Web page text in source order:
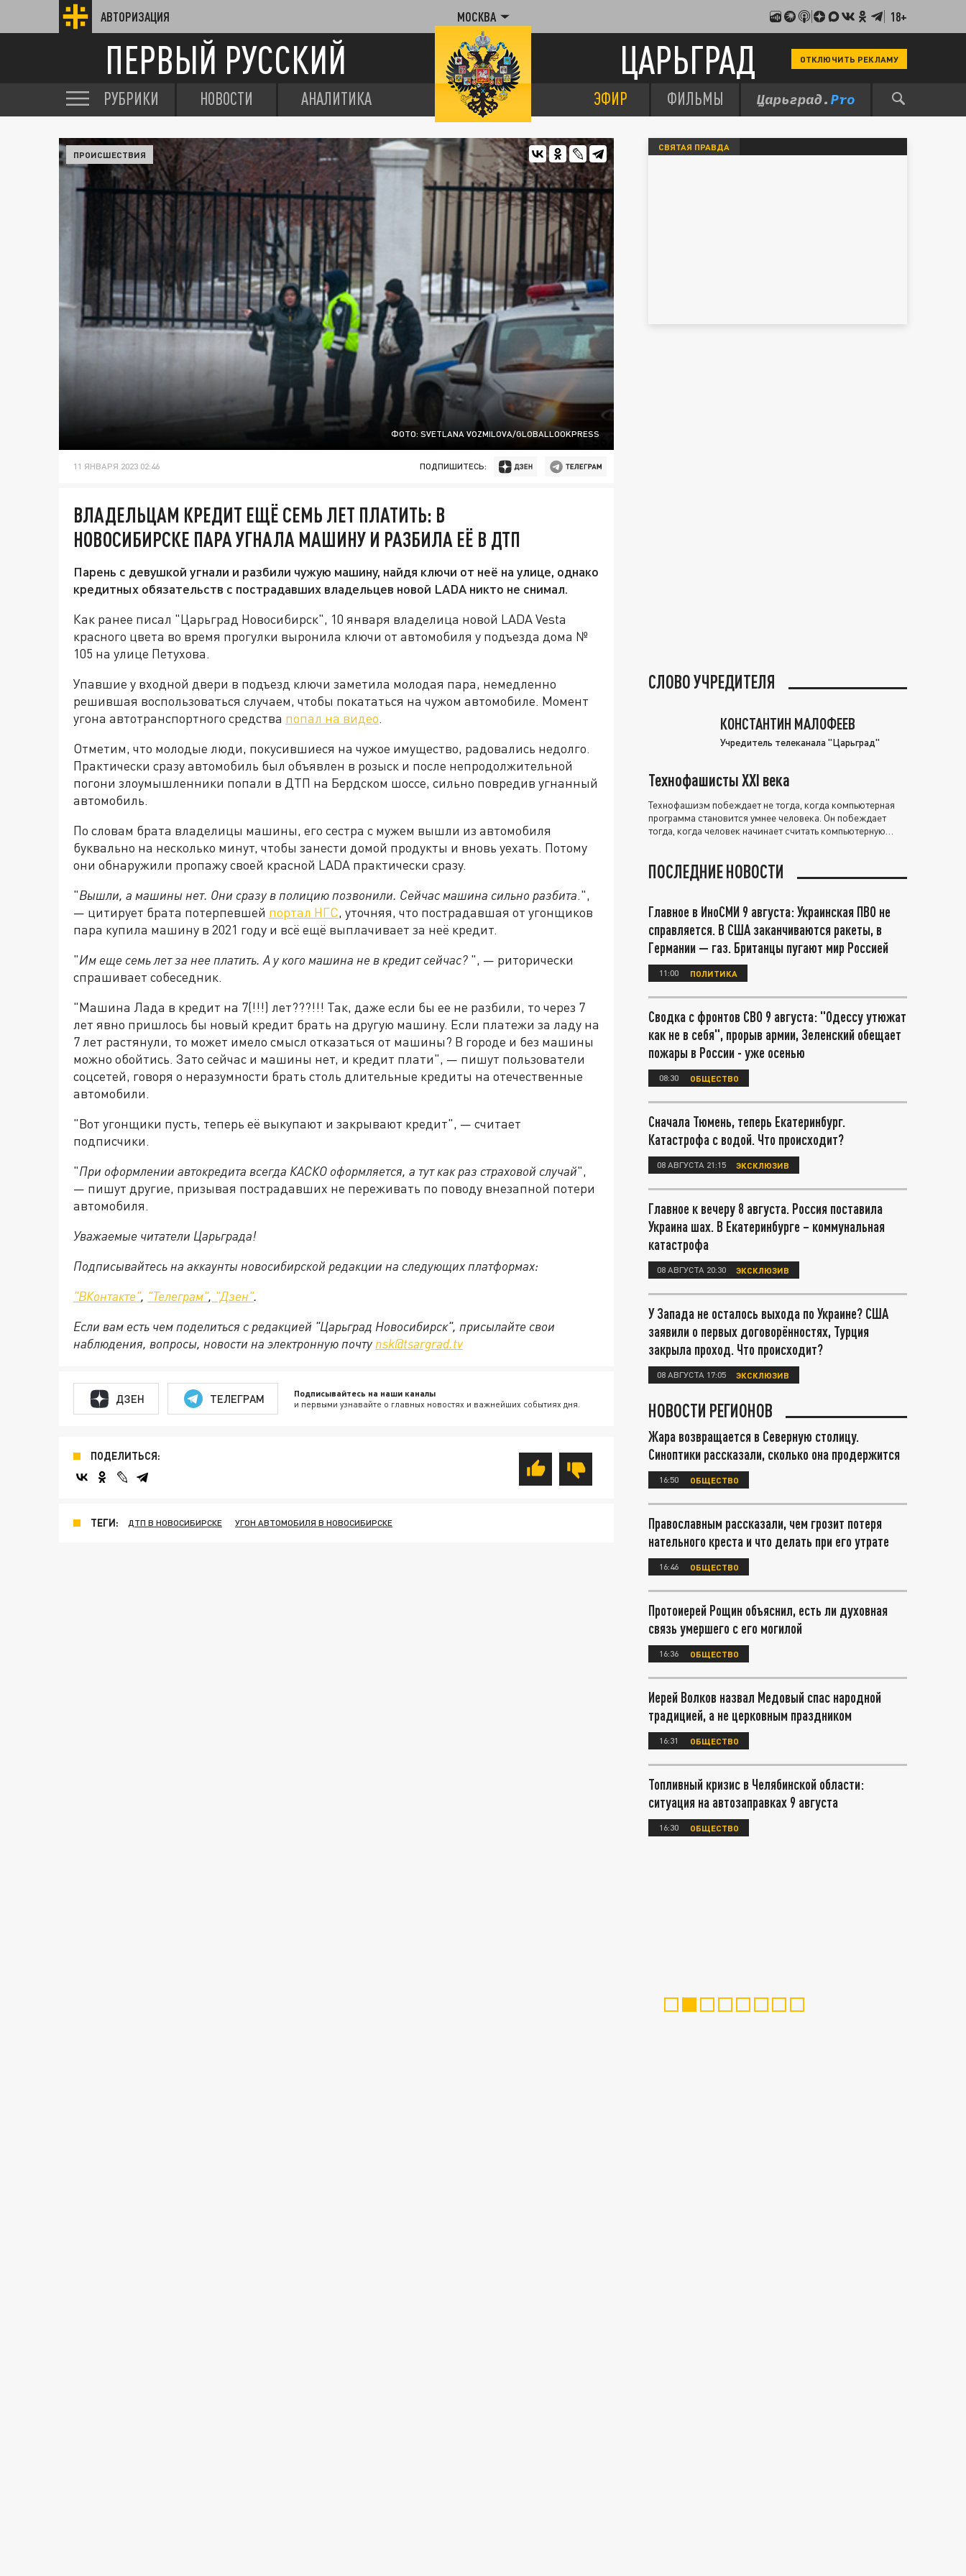
АВТОРИЗАЦИЯ МОСКВА 18+
ПЕРВЫЙ РУССКИЙ ЦАРЬГРАД ОТКЛЮЧИТЬ РЕКЛАМУ
РУБРИКИ НОВОСТИ АНАЛИТИКА ЭФИР ФИЛЬМЫ
ФОТО: SVETLANA VOZMILOVA/GLOBALLOOKPRESS
ПРОИСШЕСТВИЯ
11 ЯНВАРЯ 2023 02:46 ПОДПИШИТЕСЬ:
ВЛАДЕЛЬЦАМ КРЕДИТ ЕЩЁ СЕМЬ ЛЕТ ПЛАТИТЬ: В
НОВОСИБИРСКЕ ПАРА УГНАЛА МАШИНУ И РАЗБИЛА ЕЁ В ДТП
Парень с девушкой угнали и разбили чужую машину, найдя ключи от неё на улице, однако
кредитных обязательств с пострадавших владельцев новой LADA никто не снимал.
Как ранее писал "Царьград Новосибирск", 10 января владелица новой LADA Vesta
красного цвета во время прогулки выронила ключи от автомобиля у подъезда дома №
105 на улице Петухова.
Упавшие у входной двери в подъезд ключи заметила молодая пара, немедленно
решившая воспользоваться случаем, чтобы покататься на чужом автомобиле. Момент
угона автотранспортного средства попал на видео.
Отметим, что молодые люди, покусившиеся на чужое имущество, радовались недолго.
Практически сразу автомобиль был объявлен в розыск и после непродолжительной
погони злоумышленники попали в ДТП на Бердском шоссе, сильно повредив угнанный
автомобиль.
По словам брата владелицы машины, его сестра с мужем вышли из автомобиля
буквально на несколько минут, чтобы занести домой продукты и вновь уехать. Потому
они обнаружили пропажу своей красной LADA практически сразу.
"Вышли, а машины нет. Они сразу в полицию позвонили. Сейчас машина сильно разбита.",
— цитирует брата потерпевшей портал НГС, уточняя, что пострадавшая от угонщиков
пара купила машину в 2021 году и всё ещё выплачивает за неё кредит.
"Им еще семь лет за нее платить. А у кого машина не в кредит сейчас? ", — риторически
спрашивает собеседник.
"Машина Лада в кредит на 7(!!!) лет???!!! Так, даже если бы ее не разбили, то через 7
лет явно пришлось бы новый кредит брать на другую машину. Если платежи за ладу на
7 лет растянули, то может имело смысл отказаться от машины? В городе и без машины
можно обойтись. Зато сейчас и машины нет, и кредит плати", — пишут пользователи
соцсетей, говоря о неразумности брать столь длительные кредиты на отечественные
автомобили.
"Вот угонщики пусть, теперь её выкупают и закрывают кредит", — считает
подписчики.
"При оформлении автокредита всегда КАСКО оформляется, а тут как раз страховой случай",
— пишут другие, призывая пострадавших не переживать по поводу внезапной потери
автомобиля.
Уважаемые читатели Царьграда!
Подписывайтесь на аккаунты новосибирской редакции на следующих платформах:
"ВКонтакте", "Телеграм", "Дзен".
Если вам есть чем поделиться с редакцией "Царьград Новосибирск", присылайте свои
наблюдения, вопросы, новости на электронную почту nsk@tsargrad.tv
ДЗЕН ТЕЛЕГРАМ Подписывайтесь на наши каналы
и первыми узнавайте о главных новостях и важнейших событиях дня.
ПОДЕЛИТЬСЯ:
ТЕГИ: ДТП В НОВОСИБИРСКЕ УГОН АВТОМОБИЛЯ В НОВОСИБИРСКЕ
СВЯТАЯ ПРАВДА
СЛОВО УЧРЕДИТЕЛЯ
КОНСТАНТИН МАЛОФЕЕВ
Учредитель телеканала "Царьград"
Технофашисты XXI века
Технофашизм побеждает не тогда, когда компьютерная
программа становится умнее человека. Он побеждает
тогда, когда человек начинает считать компьютерную
ПОСЛЕДНИЕ НОВОСТИ
Главное в ИноСМИ 9 августа: Украинская ПВО не
справляется. В США заканчиваются ракеты, в
Германии — газ. Британцы пугают мир Россией
11:00 ПОЛИТИКА
Сводка с фронтов СВО 9 августа: "Одессу утюжат
как не в себя", прорыв армии, Зеленский обещает
пожары в России - уже осенью
08:30 ОБЩЕСТВО
Сначала Тюмень, теперь Екатеринбург.
Катастрофа с водой. Что происходит?
08 АВГУСТА 21:15 ЭКСКЛЮЗИВ
Главное к вечеру 8 августа. Россия поставила
Украина шах. В Екатеринбурге – коммунальная
катастрофа
08 АВГУСТА 20:30 ЭКСКЛЮЗИВ
У Запада не осталось выхода по Украине? США
заявили о первых договорённостях, Турция
закрыла проход. Что происходит?
08 АВГУСТА 17:05 ЭКСКЛЮЗИВ
НОВОСТИ РЕГИОНОВ
Жара возвращается в Северную столицу.
Синоптики рассказали, сколько она продержится
16:50 ОБЩЕСТВО
Православным рассказали, чем грозит потеря
нательного креста и что делать при его утрате
16:46 ОБЩЕСТВО
Протоиерей Рощин объяснил, есть ли духовная
связь умершего с его могилой
16:36 ОБЩЕСТВО
Иерей Волков назвал Медовый спас народной
традицией, а не церковным праздником
16:31 ОБЩЕСТВО
Топливный кризис в Челябинской области:
ситуация на автозаправках 9 августа
16:30 ОБЩЕСТВО